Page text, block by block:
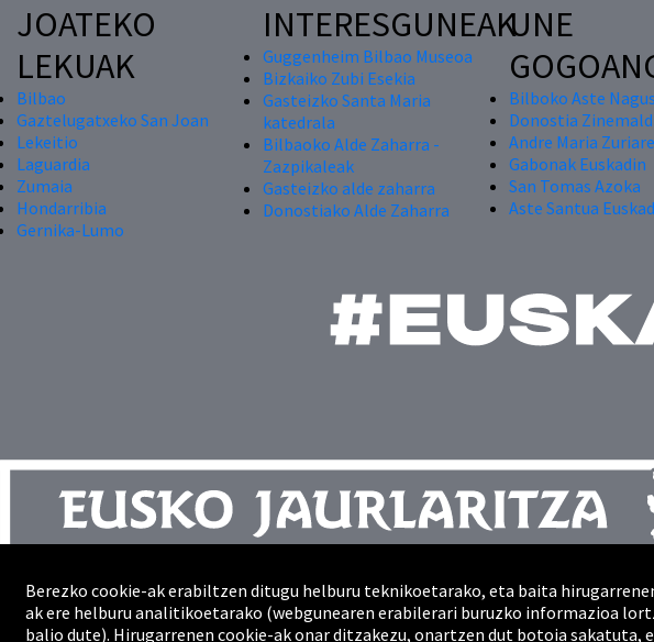
JOATEKO
LEKUAK
Bilbao
Gaztelugatxeko San Joan
Lekeitio
Laguardia
Zumaia
Hondarribia
Gernika-Lumo
INTERESGUNEAK
Guggenheim Bilbao Museoa
Bizkaiko Zubi Esekia
Gasteizko Santa Maria
katedrala
Bilbaoko Alde Zaharra -
Zazpikaleak
Gasteizko alde zaharra
Donostiako Alde Zaharra
UNE
Bilboko Aste
Donostia
Andre Maria
Gabonak Euskadin
San Tomas Azoka
Aste Santua
Kontaktua
Gunearen mapa
Berezko cookie-ak erabiltzen ditugu helburu teknikoetarako, eta baita
ak ere helburu analitikoetarako (webgunearen erabilerari buruzko informazioa
balio dute). Hirugarrenen cookie-ak onar ditzakezu, onartzen dut botoia sakatuta,